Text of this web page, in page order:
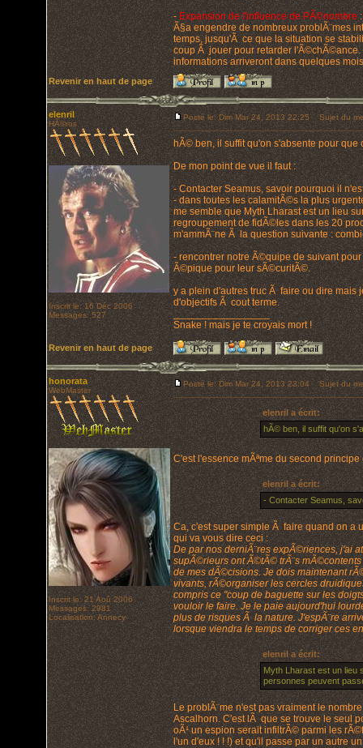
- Expansion de l'influence de PÃ©nombre:
Ã§a engendre de nombreux problÃ¨mes
temps, jusqu'Ã ce que la situation se
coup Ã jouer pour retarder
informations arriveront dans quelques
Revenir en haut de page
elenril
HÃ©ros
Inscrit le: 16 Déc 2006
Messages: 527
Posté le: Dim Mar 24, 2013 22:25 Sujet du
hÃ© ben, il suffit qu'on s'absente pour que
De mon point de vue il faut :
- Contacter Seamus, savoir pourquoi il
- dans toutes les calamitÃ©s la plus
me semble que Myth Lharast est un lieu
regroupement de fidÃ©les dans les 20
m'ammÃ¨ne Ã la question suivante :
- rencontrer notre Ã©quipe de suivant
Ã©pique pour leur sÃ©curitÃ©.
y a plein d'autres truc Ã faire ou dire mais
d'objectifs Ã cout terme.
_________________
Snake ! mais je te croyais mort !
Revenir en haut de page
honorata
WebMaster
Inscrit le: 21 Aoû 2006
Messages: 2981
Localisation: Annecy
Posté le: Dim Mar 24, 2013 23:04 Sujet du
elenril a écrit:
hÃ© ben, il suffit qu'on
C'est l'essence mÃªme du second
elenril a écrit:
- Contacter Seamus,
Ca, c'est super simple Ã faire quand on a
qui va vous dire ceci :
De par nos derniÃ¨res expÃ©riences, j'ai
supÃ©rieurs ont Ã©tÃ© trÃ¨s
de mes dÃ©cisions. Je dois maintenant
vivants, rÃ©organiser les cercles
compris ce "coup de baguette sur les
vouloir le faire. Je le paie aujourd'hui
plus de risques Ã la nature. J'espÃ¨re
lorsque viendra le temps de corriger ces
elenril a écrit:
Myth Lharast est un lieu
personnes peuvent
Le problÃ¨me n'est pas vraiment le
Ascalhorn. C'est lÃ que se trouve le seul
oÃ¹ un espion serait infiltrÃ© parmi les
l'un d'eux ! ! !) et qu'il passe par un autre